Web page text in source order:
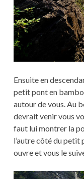
Ensuite en
petit pont en
autour de vous. Au
devrait venir vous
faut lui montrer la
l’autre côté du petit
ouvre et vous le